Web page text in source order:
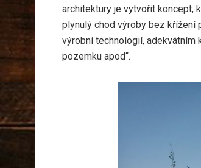
architektury je vytvořit koncept,
plynulý chod výroby bez křížení
výrobní technologií, adekvátním
pozemku apod“.